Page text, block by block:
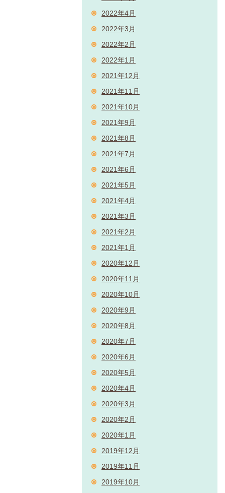
2022年4月
2022年3月
2022年2月
2022年1月
2021年12月
2021年11月
2021年10月
2021年9月
2021年8月
2021年7月
2021年6月
2021年5月
2021年4月
2021年3月
2021年2月
2021年1月
2020年12月
2020年11月
2020年10月
2020年9月
2020年8月
2020年7月
2020年6月
2020年5月
2020年4月
2020年3月
2020年2月
2020年1月
2019年12月
2019年11月
2019年10月